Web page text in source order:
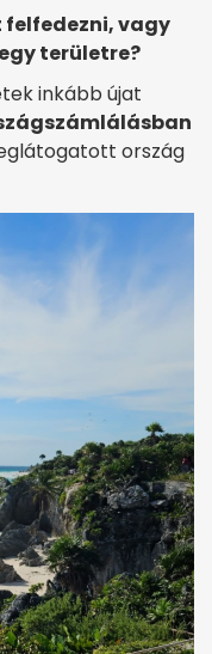
felfedezni, vagy
területre?
inkább újat
ország